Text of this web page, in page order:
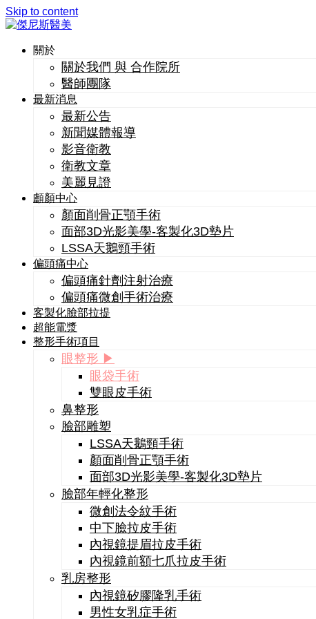
Skip to content
關於
關於我們 與 合作院所
醫師團隊
最新消息
最新公告
新聞媒體報導
影音衛教
衛教文章
美麗見證
顱顏中心
顏面削骨正顎手術
面部3D光影美學-客製化3D墊片
LSSA天鵝頸手術
偏頭痛中心
偏頭痛針劑注射治療
偏頭痛微創手術治療
客製化臉部拉提
超能電漿
整形手術項目
眼整形 ▶
眼袋手術
雙眼皮手術
鼻整形
臉部雕塑
LSSA天鵝頸手術
顏面削骨正顎手術
面部3D光影美學-客製化3D墊片
臉部年輕化整形
微創法令紋手術
中下臉拉皮手術
內視鏡提眉拉皮手術
內視鏡前額七爪拉皮手術
乳房整形
內視鏡矽膠隆乳手術
男性女乳症手術